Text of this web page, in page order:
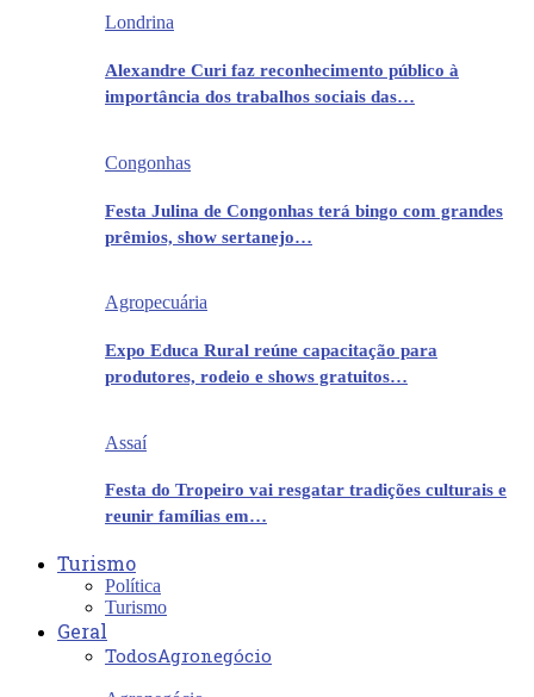
Londrina
Alexandre Curi faz reconhecimento público à
importância dos trabalhos sociais das…
Congonhas
Festa Julina de Congonhas terá bingo com grandes
prêmios, show sertanejo…
Agropecuária
Expo Educa Rural reúne capacitação para
produtores, rodeio e shows gratuitos…
Assaí
Festa do Tropeiro vai resgatar tradições culturais e
reunir famílias em…
Turismo
Política
Turismo
Geral
TodosAgronegócio